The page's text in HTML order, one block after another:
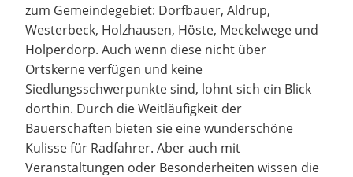
zum Gemeindegebiet: Dorfbauer, Aldrup,
Westerbeck, Holzhausen, Höste, Meckelwege und
Holperdorp. Auch wenn diese nicht über
Ortskerne verfügen und keine
Siedlungsschwerpunkte sind, lohnt sich ein Blick
dorthin. Durch die Weitläufigkeit der
Bauerschaften bieten sie eine wunderschöne
Kulisse für Radfahrer. Aber auch mit
Veranstaltungen oder Besonderheiten wissen die